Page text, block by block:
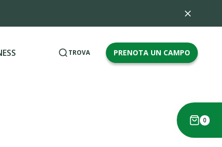
TROVA PRENOTA UN CAMPO
0